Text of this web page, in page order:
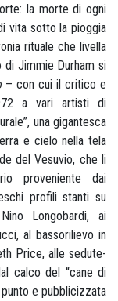
la morte di ogni
vita sotto la pioggia
rituale che livella
di Jimmie Durham si
– con cui il critico e
a vari artisti di
una gigantesca
e cielo nella tela
del Vesuvio, che li
proveniente dai
profili stanti su
Longobardi, ai
al bassorilievo in
Price, alle sedute-
calco del “cane di
e pubblicizzata